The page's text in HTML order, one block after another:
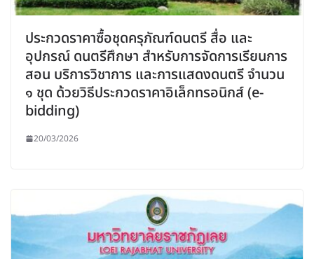
ประกวดราคาซื้อชุดครุภัณฑ์ดนตรี สื่อ และ
อุปกรณ์ ดนตรีศึกษา สำหรับการจัดการเรียนการ
สอน บริการวิชาการ และการแสดงดนตรี จำนวน
๑ ชุด ด้วยวิธีประกวดราคาอิเล็กทรอนิกส์ (e-
bidding)
20/03/2026